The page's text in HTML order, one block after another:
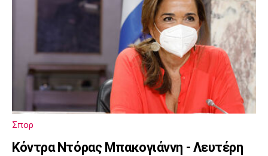
Σπορ
Κόντρα Ντόρας Μπακογιάννη - Λευτέρη